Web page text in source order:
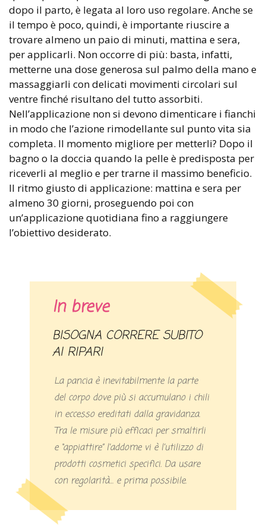
dopo il parto, è legata al loro uso regolare. Anche se
il tempo è poco, quindi, è importante riuscire a
trovare almeno un paio di minuti, mattina e sera,
per applicarli. Non occorre di più: basta, infatti,
metterne una dose generosa sul palmo della mano e
massaggiarli con delicati movimenti circolari sul
ventre finché risultano del tutto assorbiti.
Nell’applicazione non si devono dimenticare i fianchi
in modo che l’azione rimodellante sul punto vita sia
completa. Il momento migliore per metterli? Dopo il
bagno o la doccia quando la pelle è predisposta per
riceverli al meglio e per trarne il massimo beneficio.
Il ritmo giusto di applicazione: mattina e sera per
almeno 30 giorni, proseguendo poi con
un’applicazione quotidiana fino a raggiungere
l’obiettivo desiderato.
In breve
BISOGNA CORRERE SUBITO
AI RIPARI
La pancia è inevitabilmente la parte
del corpo dove più si accumulano i chili
in eccesso ereditati dalla gravidanza.
Tra le misure più efficaci per smaltirli
e “appiattire” l’addome vi è l’utilizzo di
prodotti cosmetici specifici. Da usare
con regolarità… e prima possibile.